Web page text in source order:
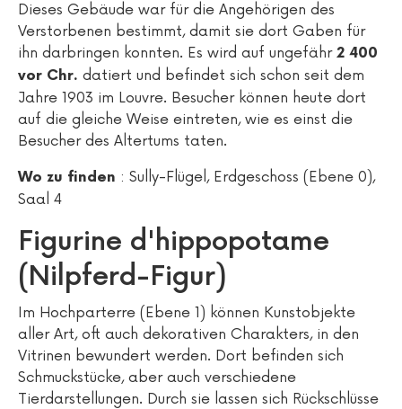
Dieses Gebäude war für die Angehörigen des
Verstorbenen bestimmt, damit sie dort Gaben für
ihn darbringen konnten. Es wird auf ungefähr 2 400
vor Chr. datiert und befindet sich schon seit dem
Jahre 1903 im Louvre. Besucher können heute dort
auf die gleiche Weise eintreten, wie es einst die
Besucher des Altertums taten.
Wo zu finden : Sully-Flügel, Erdgeschoss (Ebene 0),
Saal 4
Figurine d'hippopotame
(Nilpferd-Figur)
Im Hochparterre (Ebene 1) können Kunstobjekte
aller Art, oft auch dekorativen Charakters, in den
Vitrinen bewundert werden. Dort befinden sich
Schmuckstücke, aber auch verschiedene
Tierdarstellungen. Durch sie lassen sich Rückschlüsse